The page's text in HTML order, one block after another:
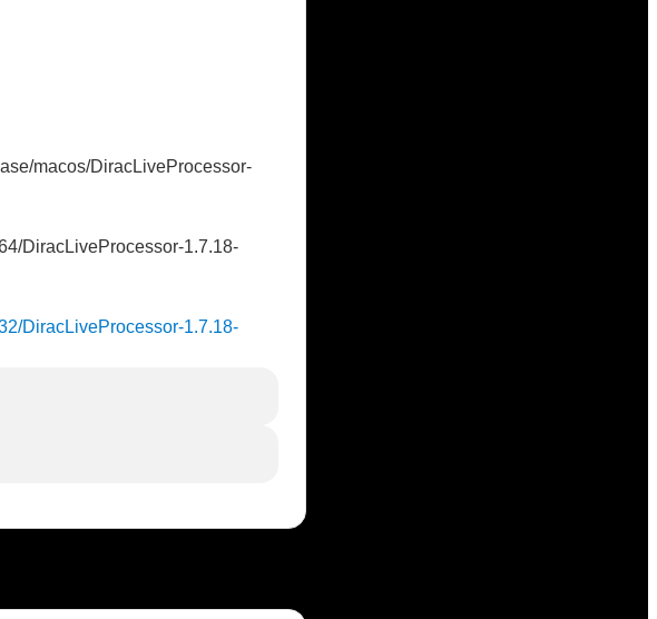
macos/DiracLiveProcessor-
DiracLiveProcessor-1.7.18-
DiracLiveProcessor-1.7.18-